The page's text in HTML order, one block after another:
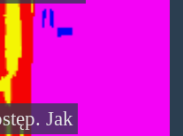
Jak